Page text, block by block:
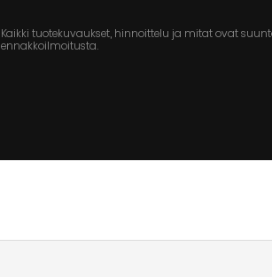
Kaikki tuotekuvaukset, hinnoittelu ja mitat ovat
ennakkoilmoitusta.